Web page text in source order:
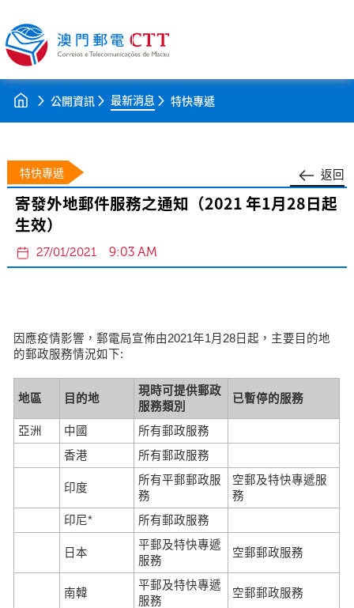
公開資訊 最新消息 特快專遞
返回
特快專遞
寄發外地郵件服務之通知（2021 年1月28日起
生效）
27/01/2021 9:03 AM
因應疫情影響，郵電局宣佈由2021年1月28日起，主要目的地
的郵政服務情況如下:
地區 目的地
現時可提供郵政
服務類別
已暫停的服務
亞洲 中國
所有郵政服務
香港
所有郵政服務
印度
所有平郵郵政服
務
空郵及特快專遞服
務
印尼*
所有郵政服務
日本
平郵及特快專遞
服務
空郵郵政服務
南韓
平郵及特快專遞
服務
空郵郵政服務